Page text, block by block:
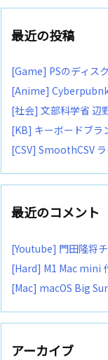
最近の投稿
[Game] PSのディス
[Anime]
[社会] 文部科学省 辺
[KB] キーボードブラ
[CSV] SmoothCSV
最近のコメント
[Youtube] 門田隆将
[Hard] M1 Mac mini
[Mac] macOS Big
アーカイブ